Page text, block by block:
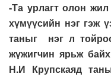
-Та урлагт олон жил
хүмүүсийн нэг гэж
таныг нэг л
жүжигчин ярьж
Н.И Крупскаяд